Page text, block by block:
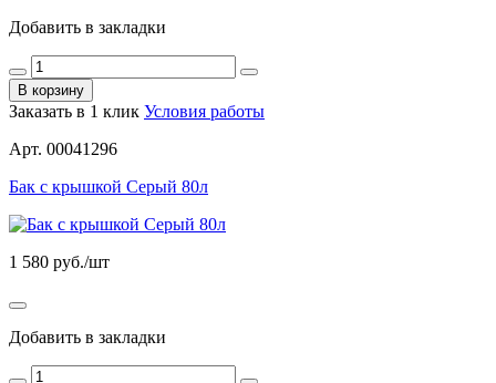
Добавить в закладки
В корзину
Заказать в 1 клик Условия работы
Арт. 00041296
Бак с крышкой Серый 80л
1 580 руб./шт
Добавить в закладки